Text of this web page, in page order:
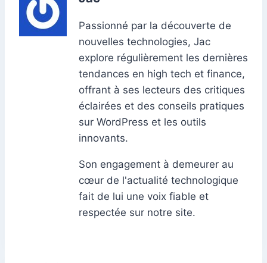
Passionné par la découverte de
nouvelles technologies, Jac
explore régulièrement les dernières
tendances en high tech et finance,
offrant à ses lecteurs des critiques
éclairées et des conseils pratiques
sur WordPress et les outils
innovants.
Son engagement à demeurer au
cœur de l'actualité technologique
fait de lui une voix fiable et
respectée sur notre site.